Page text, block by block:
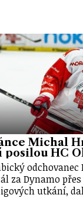
Michal
posilou HC
za Dynamo přes
utkání,